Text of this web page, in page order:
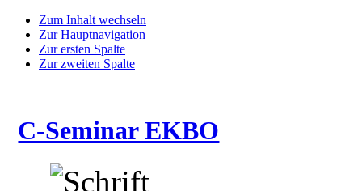
Zum Inhalt wechseln
Zur Hauptnavigation
Zur ersten Spalte
Zur zweiten Spalte
C-Seminar EKBO